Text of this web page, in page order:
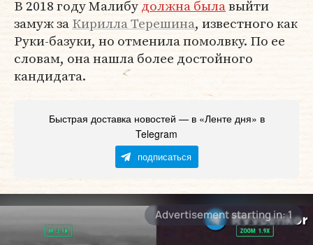
В 2018 году Малибудолжна былавыйти
замуж заКирилла Терешина, известного как
Руки-базуки, но отменила помолвку. По ее
словам, она нашла более достойного
кандидата.
Быстрая доставка новостей — в «Ленте дня» в
Telegram
подписаться